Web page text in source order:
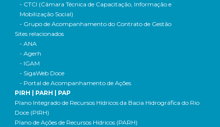
- CTCI (Câmara Técnica de Capacitação, Informação e
Mobilização Social)
- Grupo de Acompanhamento do Contrato de Gestão
Sites relacionados
- ANA
- Agerh
- IGAM
- SigaWeb Doce
- Portal de Acompanhamento de Ações
PIRH | PARH | PAP
Plano Integrado de Recursos Hídricos da Bacia Hidrográfica do Rio
Doce (PIRH)
Plano de Ações de Recursos Hídricos (PARH)